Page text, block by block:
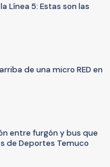
Línea 5: Estas son las
de una micro RED en
entre furgón y bus que
de Deportes Temuco